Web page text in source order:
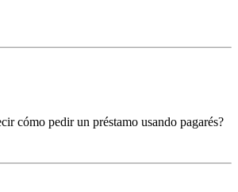
cómo pedir un préstamo usando pagarés?